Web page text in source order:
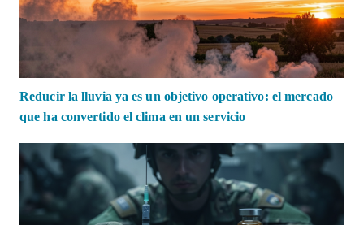
Reducir la lluvia ya es un objetivo operativo: el mercado
que ha convertido el clima en un servicio